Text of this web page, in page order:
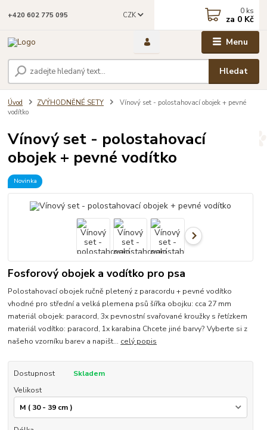
Menu
CZK
Hledat
+420 602 775 095 0 ks
za 0 Kč
Úvod ZVÝHODNĚNÉ SETY
Vínový set - polostahovací obojek + pevné
vodítko
Vínový set - polostahovací
obojek + pevné vodítko
Novinka
Fosforový obojek a vodítko pro psa
Polostahovací obojek ručně pletený z paracordu + pevné vodítko
vhodné pro střední a velká plemena psů šířka obojku: cca 27 mm
materiál obojek: paracord, 3x pevnostní svařované kroužky s řetízkem
materiál vodítko: paracord, 1x karabina Chcete jiné barvy? Vyberte si z
našeho vzorníku barev a napišt... celý popis
Dostupnost
Skladem
Velikost